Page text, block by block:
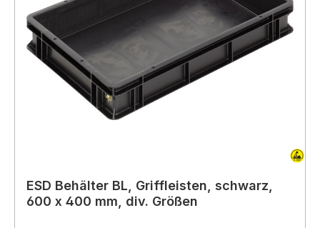
ESD Behälter BL, Griffleisten, schwarz,
600 x 400 mm, div. Größen